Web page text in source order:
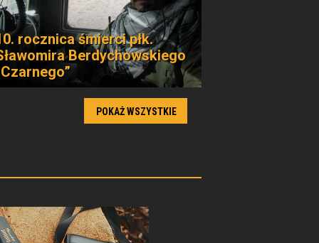
rocznica śmierci płk.
Berdychowskiego
POKAŻ WSZYSTKIE